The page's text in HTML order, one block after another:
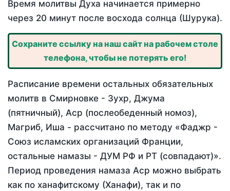
Время молитвы Духа начинается примерно
через 20 минут после восхода солнца (Шурука).
Сохраните ссылку на наш сайт на рабочем столе
телефона, чтобы не потерять его!
Расписание времени остальных обязательных
молитв в Смирновке - Зухр, Джума
(пятничный), Аср (послеобеденный номоз),
Магриб, Иша - рассчитано по методу «Фаджр -
Союз исламских организаций Франции,
остальные намазы - ДУМ РФ и РТ (совпадают)».
Период проведения намаза Аср можно выбрать
как по ханафитскому (Ханафи), так и по